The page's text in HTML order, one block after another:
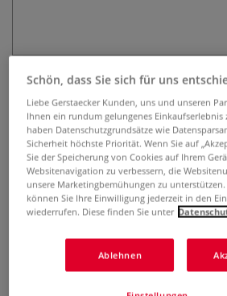
FINETEC Premium
Farben, einzeln
0 Bewertungen
Die FINETEC Premium Flip-Flop-
insbesondere auf dunklem
beeindruckenden Farbwechselspiel.
Mehr
Schön, dass Sie sich für uns
Liebe Gerstaecker Kunden, uns und unseren
Ihnen ein rundum gelungenes Einkaufserlebnis
haben Datenschutzgrundsätze wie
Sicherheit höchste Priorität. Wenn Sie auf
Sie der Speicherung von Cookies auf Ihrem
Websitenavigation zu verbessern, die
unsere Marketingbemühungen zu
können Sie Ihre Einwilligung jederzeit in den
wiederrufen. Diese finden Sie unter
Ablehnen